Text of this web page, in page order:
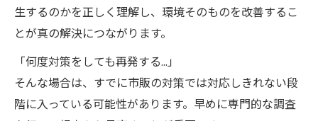
生するのかを正しく理解し、環境そのものを改善するこ
とが真の解決につながります。
「何度対策をしても再発する…」
そんな場合は、すでに市販の対策では対応しきれない段
階に入っている可能性があります。早めに専門的な調査